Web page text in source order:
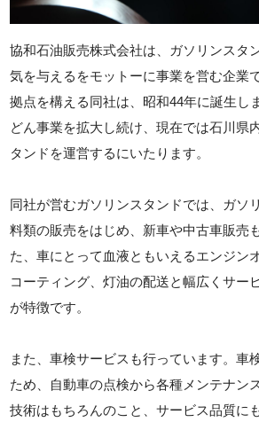
協和石油販売株式会社は、ガソリンスタ
気を与えるをモットーに事業を営む企業
拠点を構える同社は、昭和44年に誕生し
どん事業を拡大し続け、現在では石川県
タンドを運営するにいたります。
同社が営むガソリンスタンドでは、ガソ
料類の販売をはじめ、新車や中古車販売
た、車にとって血液ともいえるエンジン
コーティング、灯油の配送と幅広くサー
が特徴です。
また、車検サービスも行っています。車
ため、自動車の点検から各種メンテナン
技術はもちろんのこと、サービス品質に